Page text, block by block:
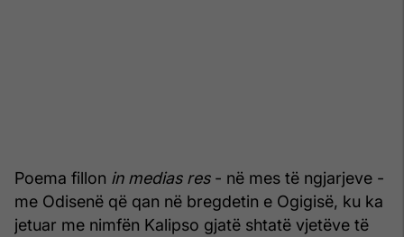
Poema fillon in medias res- në mes të ngjarjeve -
me Odisenë që qan në bregdetin e Ogigisë, ku ka
jetuar me nimfën Kalipso gjatë shtatë vjetëve të